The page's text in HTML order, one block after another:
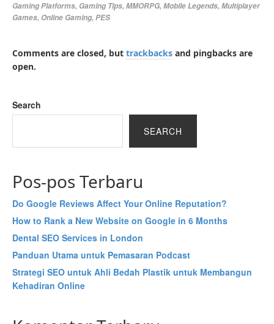
Gaming Platforms, Gaming Tips,MMORPG,Mobile Legends,Multiplayer
Games, Online Gaming,PES
Comments are closed, but trackbacks and pingbacks are
open.
Search
SEARCH
Pos-pos Terbaru
Do Google Reviews Affect Your Online Reputation?
How to Rank a New Website on Google in 6 Months
Dental SEO Services in London
Panduan Utama untuk Pemasaran Podcast
Strategi SEO untuk Ahli Bedah Plastik untuk Membangun
Kehadiran Online